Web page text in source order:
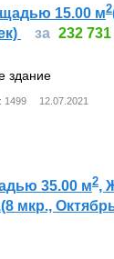
15.00 м2
за 232
здание
1499 12.07.2021
35.00 м2,
мкр.,